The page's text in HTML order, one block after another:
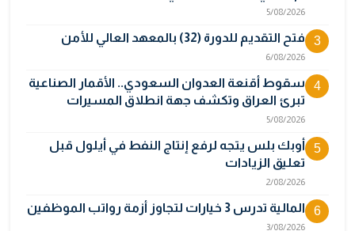
5/08/2026
3 فتح التقديم للدورة (32) بالمعهد العالي للأمن
6/08/2026
4
سقوط أقنعة العدوان السعودي.. الأقمار الصناعية
تبرئ العراق وتكشف جهة انطلاق المسيرات
5/08/2026
5
أوبك بلس يتجه لرفع إنتاج النفط في أيلول قبل
تعليق الزيادات
2/08/2026
6 المالية تدرس 3 خيارات لتجاوز أزمة رواتب الموظفين
3/08/2026